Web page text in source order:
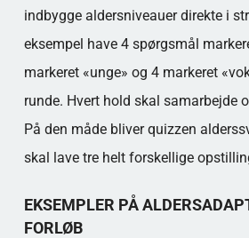
indbygge aldersniveauer direkte i
eksempel have 4 spørgsmål
markeret «unge» og 4 markeret
runde. Hvert hold skal samarbejde
På den måde bliver quizzen
skal lave tre helt forskellige
EKSEMPLER PÅ
FORLØB